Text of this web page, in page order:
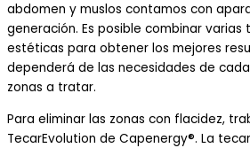
abdomen y muslos contamos con
generación. Es posible combinar varias
estéticas para obtener los mejores
dependerá de las necesidades de
zonas a tratar.
Para eliminar las zonas con flacidez,
TecarEvolution de Capenergy®. La